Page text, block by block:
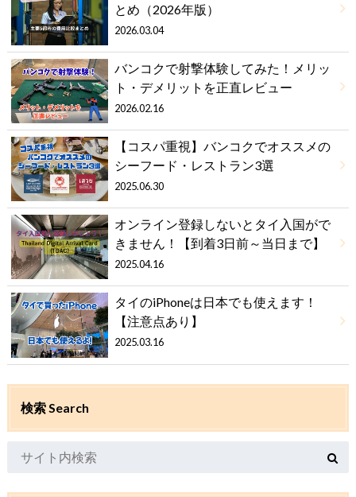
とめ（2026年版）
2026.03.04
バンコクで射撃体験してみた！メリッ
ト・デメリットを正直レビュー
2026.02.16
【コスパ重視】バンコクでオススメの
シーフード・レストラン3選
2025.06.30
オンライン登録しないとタイ入国がで
きません！【到着3日前～当日まで】
2025.04.16
タイのiPhoneは日本でも使えます！
【注意点あり】
2025.03.16
検索 Search